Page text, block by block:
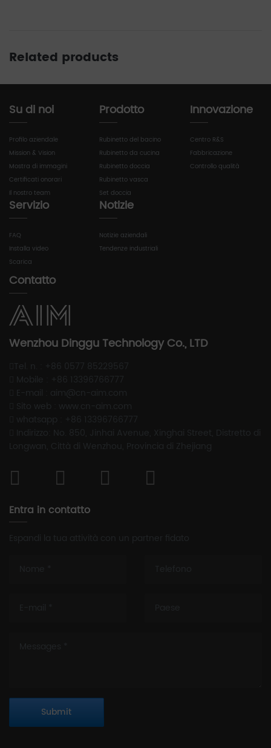
Related products
Su di noi
Profilo aziendale
Mission & Vision
Mostra di immagini
Certificati onorari
Il nostro team
Prodotto
Rubinetto del bacino
Rubinetto da cucina
Rubinetto doccia
Rubinetto vasca
Set doccia
Innovazione
Centro R&S
Fabbricazione
Controllo qualità
Servizio
FAQ
Installa video
Scarica
Notizie
Notizie aziendali
Tendenze industriali
Contatto
Wenzhou Dinggu Technology Co., LTD
Entra in contatto
Submit